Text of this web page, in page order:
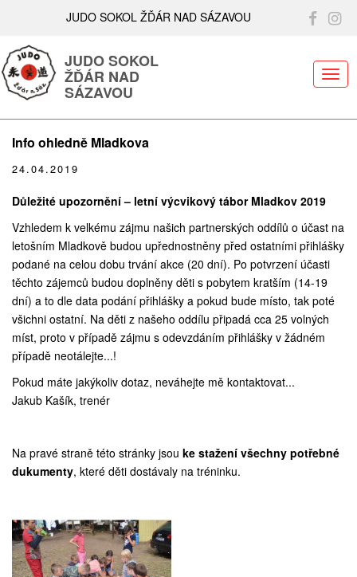
JUDO SOKOL ŽĎÁR NAD SÁZAVOU
JUDO SOKOL
ŽĎÁR NAD
SÁZAVOU
Info ohledně Mladkova
24.04.2019
Důležité upozornění – letní výcvikový tábor Mladkov 2019
Vzhledem k velkému zájmu našich partnerských oddílů o účast na
letošním Mladkově budou upřednostněny před ostatními přihlášky
podané na celou dobu trvání akce (20 dní). Po potvrzení účasti
těchto zájemců budou doplněny děti s pobytem kratším (14-19
dní) a to dle data podání přihlášky a pokud bude místo, tak poté
všichni ostatní. Na děti z našeho oddílu připadá cca 25 volných
míst, proto v případě zájmu s odevzdáním přihlášky v žádném
případě neotálejte...!
Pokud máte jakýkoliv dotaz, neváhejte mě kontaktovat...
Jakub Kašík, trenér
Na pravé straně této stránky jsou ke stažení všechny potřebné
dukumenty, které děti dostávaly na tréninku.